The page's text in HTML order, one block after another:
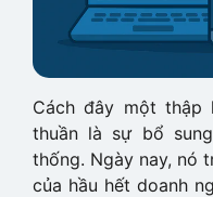
Cách đây một thập
thuần là sự bổ
thống. Ngày nay, nó
của hầu hết doanh